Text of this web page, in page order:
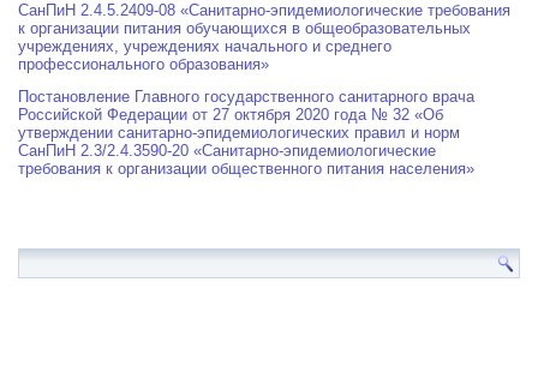
СанПиН 2.4.5.2409-08 «Санитарно-эпидемиологические требования
к организации питания обучающихся в общеобразовательных
учреждениях, учреждениях начального и среднего
профессионального образования»
Постановление Главного государственного санитарного врача
Российской Федерации от 27 октября 2020 года № 32 «Об
утверждении санитарно-эпидемиологических правил и норм
СанПиН 2.3/2.4.3590-20 «Санитарно-эпидемиологические
требования к организации общественного питания населения»